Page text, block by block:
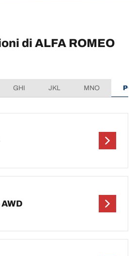
di ALFA ROMEO
GHI JKL MNO